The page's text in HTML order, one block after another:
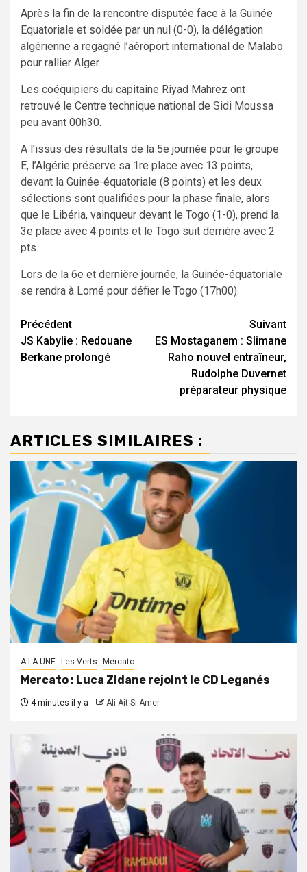
Après la fin de la rencontre disputée face à la Guinée
Equatoriale et soldée par un nul (0-0), la délégation
algérienne a regagné l’aéroport international de Malabo
pour rallier Alger.
Les coéquipiers du capitaine Riyad Mahrez ont
retrouvé le Centre technique national de Sidi Moussa
peu avant 00h30.
A l’issus des résultats de la 5e journée pour le groupe
E, l’Algérie préserve sa 1re place avec 13 points,
devant la Guinée-équatoriale (8 points) et les deux
sélections sont qualifiées pour la phase finale, alors
que le Libéria, vainqueur devant le Togo (1-0), prend la
3e place avec 4 points et le Togo suit derrière avec 2
pts.
Lors de la 6e et dernière journée, la Guinée-équatoriale
se rendra à Lomé pour défier le Togo (17h00).
Navigation
d’article
Précédent
JS Kabylie : Redouane
Berkane prolongé
Suivant
ES Mostaganem : Slimane
Raho nouvel entraîneur,
Rudolphe Duvernet
préparateur physique
ARTICLES SIMILAIRES :
A LA UNE Les Verts Mercato
Mercato : Luca Zidane rejoint le CD Leganés
4 minutes il y a Ali Ait Si Amer